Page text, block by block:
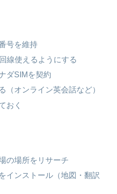
号を維持
線使えるようにする
ダSIMを契約
（オンライン英会話など）
おく
の場所をリサーチ
インストール（地図・翻訳